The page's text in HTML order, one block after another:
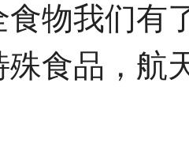
食物我们有
殊食品，航